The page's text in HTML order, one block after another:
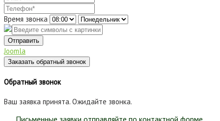
Время звонка
Отправить
Joomla
Заказать обратный звонок
Обратный звонок
Ваш заявка принята. Ожидайте звонка.